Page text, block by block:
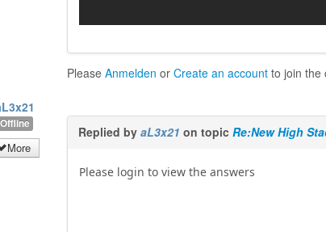
PleaseAnmelden orCreate an account to join the
Offline
More
Replied byaL3x21 on topicRe:New High
Please login to view the answers